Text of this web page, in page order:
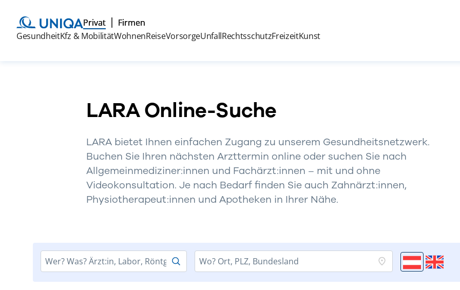
Privat Firmen
GesundheitKfz & MobilitätWohnenReiseVorsorgeUnfallRechtsschutzFreizeitKunst
LARA Online-Suche
LARA bietet Ihnen einfachen Zugang zu unserem Gesundheitsnetzwerk.
Buchen Sie Ihren nächsten Arzttermin online oder suchen Sie nach
Allgemeinmediziner:innen und Fachärzt:innen – mit und ohne
Videokonsultation. Je nach Bedarf finden Sie auch Zahnärzt:innen,
Physiotherapeut:innen und Apotheken in Ihrer Nähe.